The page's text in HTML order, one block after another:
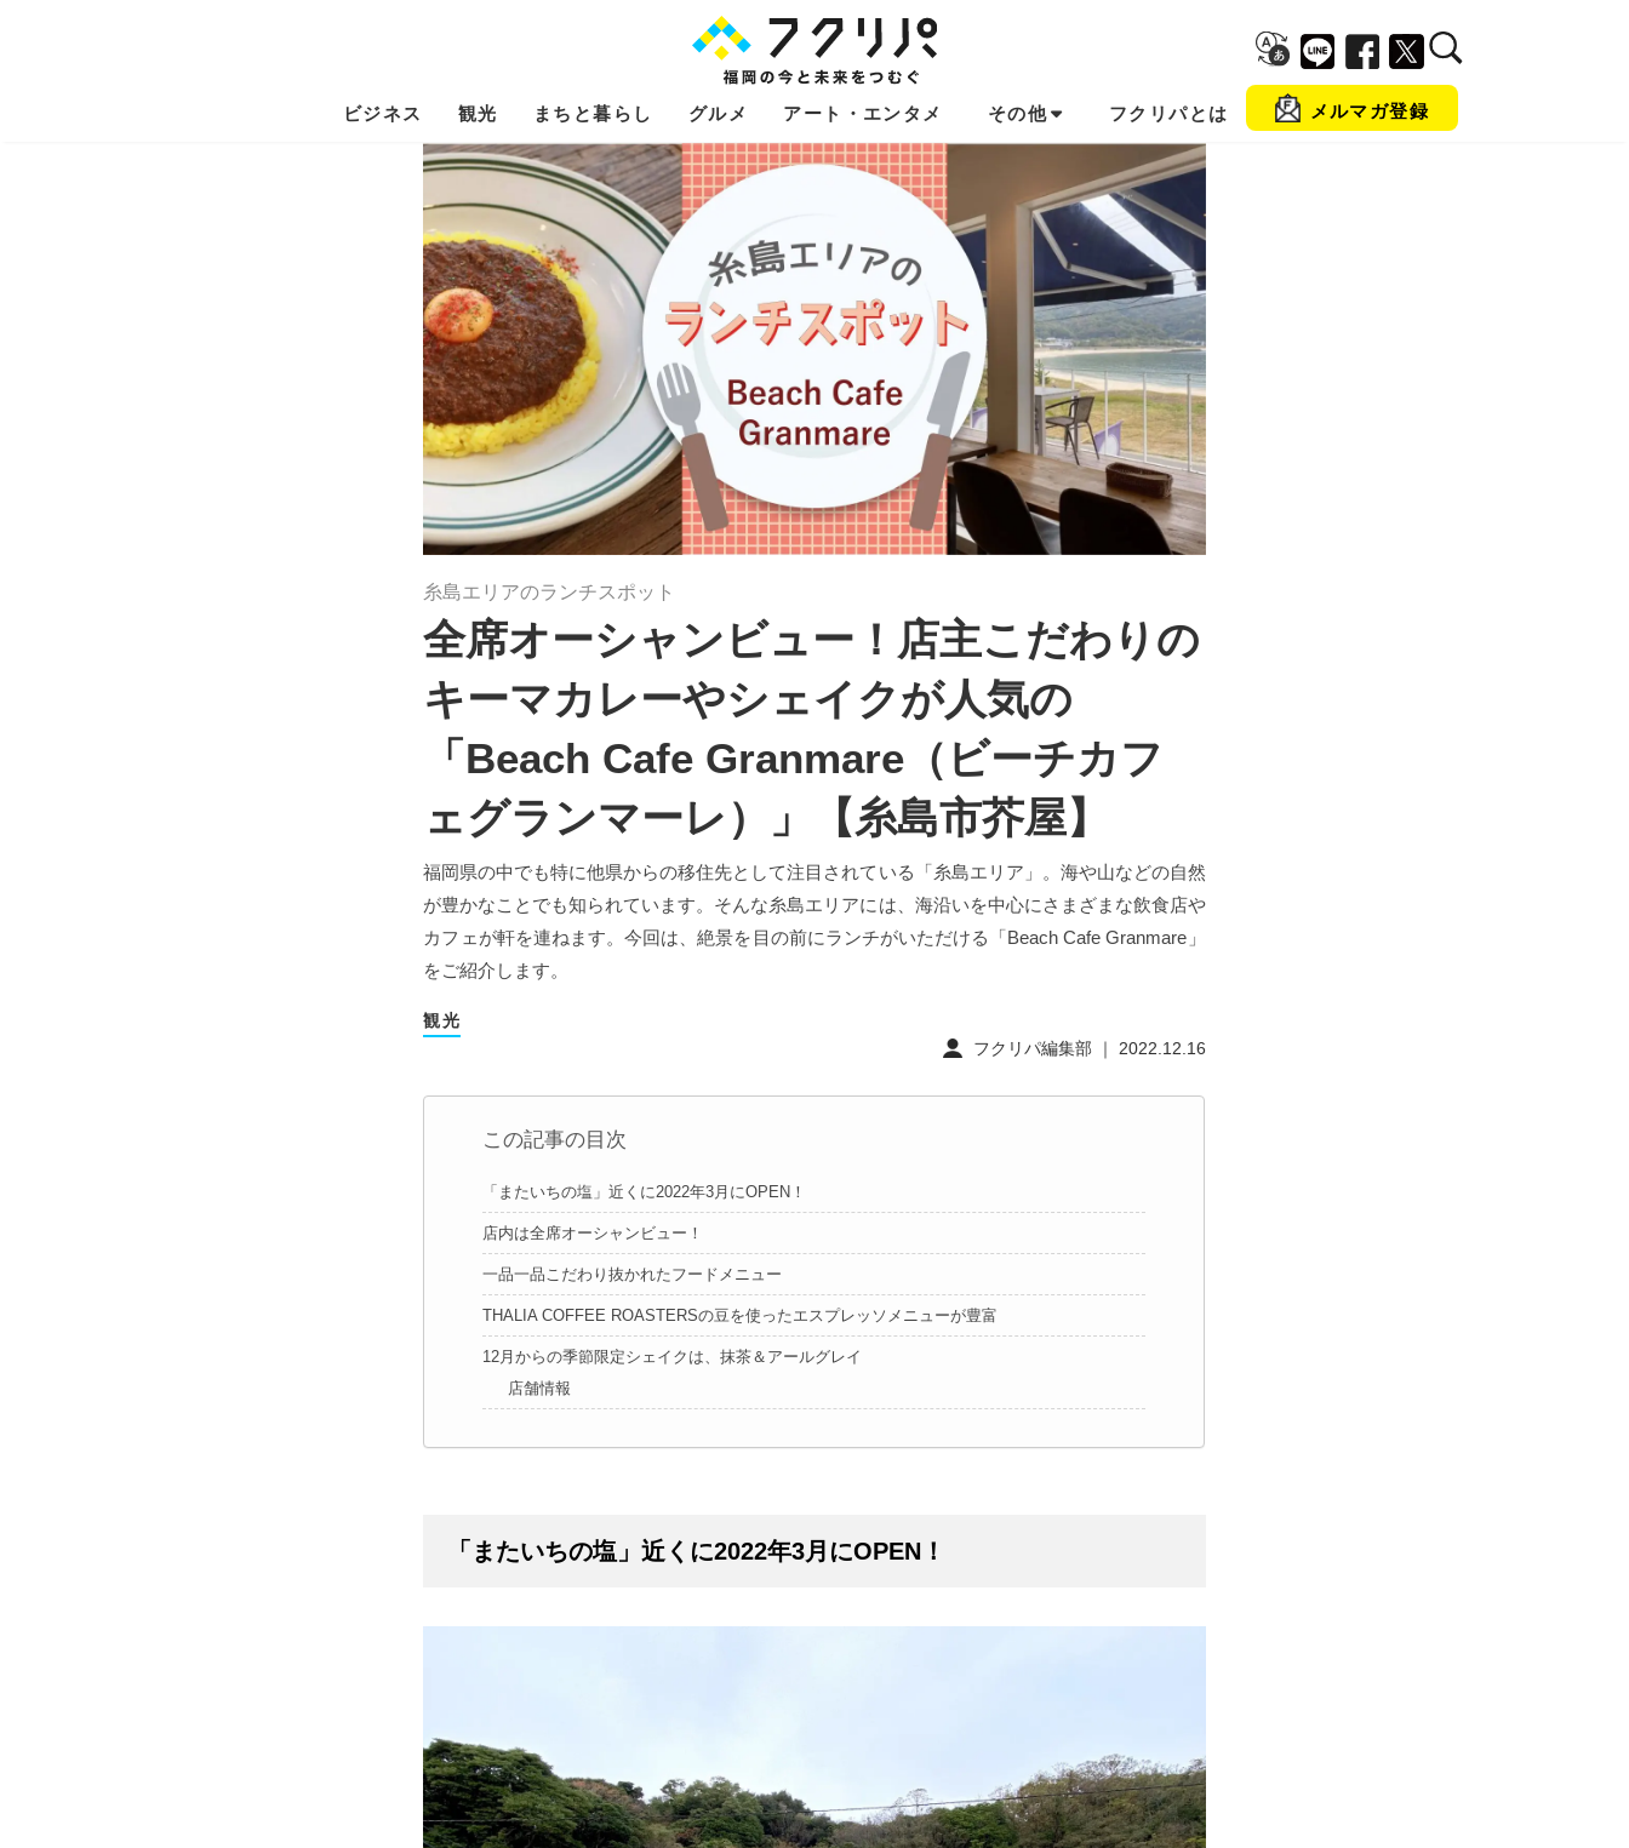
ビジネス 観光 まちと暮らし グルメ アート・エンタメ その他 フクリパとは メルマガ登録
糸島エリアのランチスポット
全席オーシャンビュー！店主こだわりの
キーマカレーやシェイクが人気の
「Beach Cafe Granmare（ビーチカフ
ェグランマーレ）」【糸島市芥屋】
福岡県の中でも特に他県からの移住先として注目されている「糸島エリア」。海や山などの自然
が豊かなことでも知られています。そんな糸島エリアには、海沿いを中心にさまざまな飲食店や
カフェが軒を連ねます。今回は、絶景を目の前にランチがいただける「Beach Cafe Granmare」
をご紹介します。
観光
フクリパ編集部 ｜ 2022.12.16
この記事の目次
「またいちの塩」近くに2022年3月にOPEN！
店内は全席オーシャンビュー！
一品一品こだわり抜かれたフードメニュー
THALIA COFFEE ROASTERSの豆を使ったエスプレッソメニューが豊富
12月からの季節限定シェイクは、抹茶＆アールグレイ
店舗情報
「またいちの塩」近くに2022年3月にOPEN！